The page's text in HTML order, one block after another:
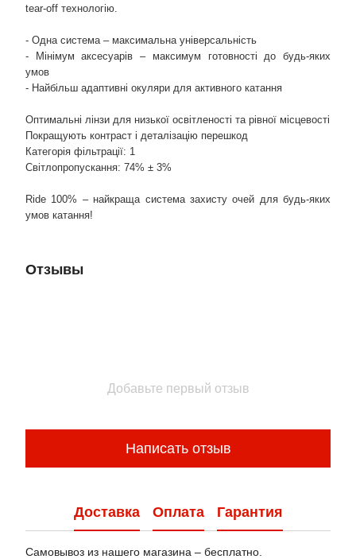
tear-off технологію.
- Одна система – максимальна універсальність
- Мінімум аксесуарів – максимум готовності до будь-яких
умов
- Найбільш адаптивні окуляри для активного катання
Оптимальні лінзи для низької освітленості та рівної місцевості
Покращують контраст і деталізацію перешкод
Категорія фільтрації: 1
Світлопропускання: 74% ± 3%
Ride 100% – найкраща система захисту очей для будь-яких
умов катання!
Отзывы
Добавьте первый отзыв
Написать отзыв
Доставка Оплата Гарантия
Самовывоз из нашего магазина – бесплатно.